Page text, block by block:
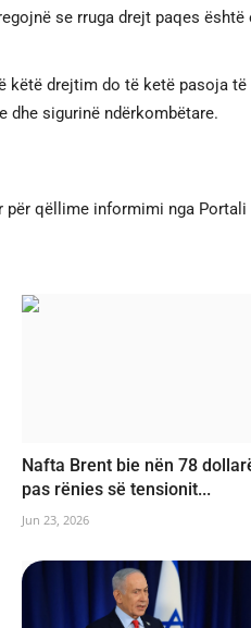
se rruga drejt paqes
këtë drejtim do të ketë pasoja
dhe sigurinë ndërkombëtare.
për qëllime informimi nga Portali
Nafta Brent bie nën 78
pas rënies së tensionit...
Jun 23, 2026